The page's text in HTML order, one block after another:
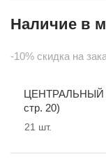
Наличие в
-10% скидка на
ЦЕНТРАЛЬНЫЙ
стр. 20)
21 шт.